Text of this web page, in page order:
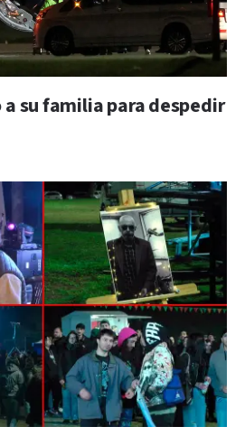
su familia para despedir